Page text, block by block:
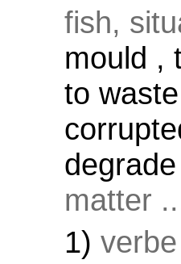
fish,
mould ,
to
degrade
matter
1)